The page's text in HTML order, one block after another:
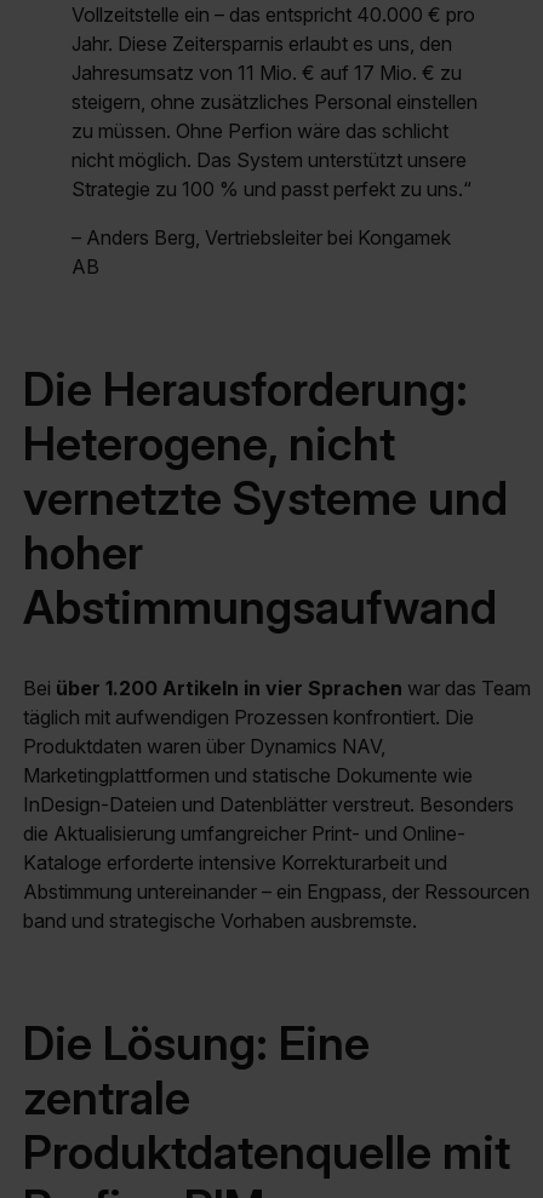
Vollzeitstelle ein – das entspricht 40.000 € pro
Jahr. Diese Zeitersparnis erlaubt es uns, den
Jahresumsatz von 11 Mio. € auf 17 Mio. € zu
steigern, ohne zusätzliches Personal einstellen
zu müssen. Ohne Perfion wäre das schlicht
nicht möglich. Das System unterstützt unsere
Strategie zu 100 % und passt perfekt zu uns.“
– Anders Berg, Vertriebsleiter bei Kongamek
AB
Die Herausforderung:
Heterogene, nicht
vernetzte Systeme und
hoher
Abstimmungsaufwand
Bei über 1.200 Artikeln in vier Sprachen war das Team
täglich mit aufwendigen Prozessen konfrontiert. Die
Produktdaten waren über Dynamics NAV,
Marketingplattformen und statische Dokumente wie
InDesign-Dateien und Datenblätter verstreut. Besonders
die Aktualisierung umfangreicher Print- und Online-
Kataloge erforderte intensive Korrekturarbeit und
Abstimmung untereinander – ein Engpass, der Ressourcen
band und strategische Vorhaben ausbremste.
Die Lösung: Eine
zentrale
Produktdatenquelle mit